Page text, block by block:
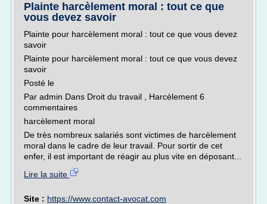
Plainte harcèlement moral : tout ce que
vous devez savoir
Plainte pour harcèlement moral : tout ce que vous devez
savoir
Plainte pour harcèlement moral : tout ce que vous devez
savoir
Posté le
Par admin Dans Droit du travail , Harcèlement 6
commentaires
harcèlement moral
De très nombreux salariés sont victimes de harcèlement
moral dans le cadre de leur travail. Pour sortir de cet
enfer, il est important de réagir au plus vite en déposant...
Lire la suite
Site : https://www.contact-avocat.com